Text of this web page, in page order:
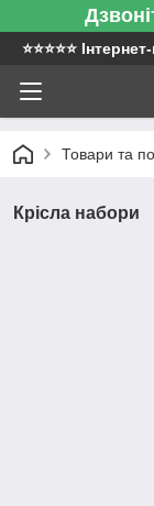
⭐️⭐️⭐️⭐️⭐️
Товари та
Крісла набори